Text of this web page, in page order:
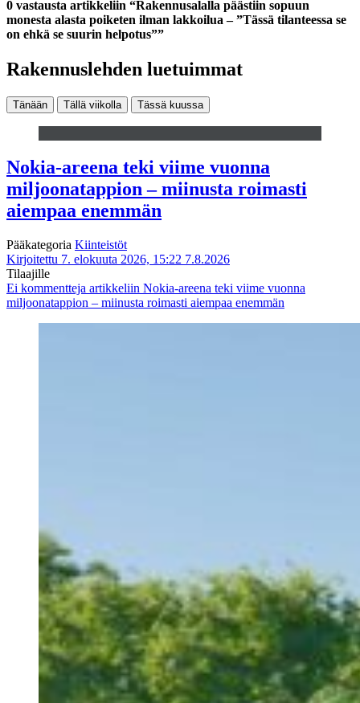
0 vastausta artikkeliin “Rakennusalalla päästiin sopuun
monesta alasta poiketen ilman lakkoilua – ”Tässä tilanteessa se
on ehkä se suurin helpotus””
Rakennuslehden luetuimmat
Tänään Tällä viikolla Tässä kuussa
Nokia-areena teki viime vuonna
miljoonatappion – miinusta roimasti
aiempaa enemmän
Pääkategoria Kiinteistöt
Kirjoitettu 7. elokuuta 2026, 15:22 7.8.2026
Tilaajille
Ei kommentteja artikkeliin Nokia-areena teki viime vuonna
miljoonatappion – miinusta roimasti aiempaa enemmän